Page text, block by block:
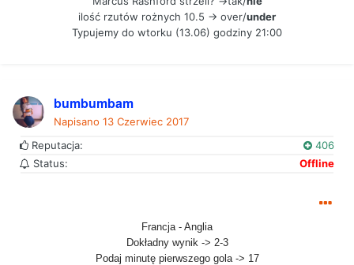
ilość rzutów rożnych 10.5 -> over/under
Typujemy do wtorku (13.06) godziny 21:00
bumbumbam
Napisano 13 Czerwiec 2017
Reputacja:
406
Status:
Offline
Francja - Anglia
Dokładny wynik -> 2-3
Podaj minutę pierwszego gola -> 17